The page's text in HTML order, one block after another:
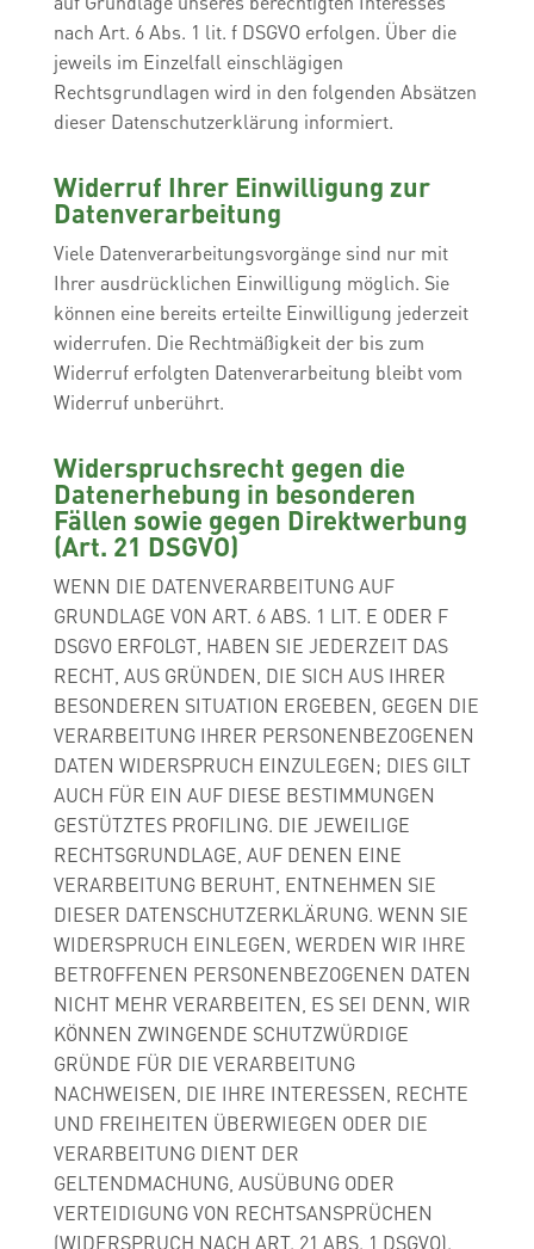
nach Art. 6 Abs. 1 lit. f DSGVO erfolgen. Über die
jeweils im Einzelfall einschlägigen
Rechtsgrundlagen wird in den folgenden Absätzen
dieser Datenschutzerklärung informiert.
Widerruf Ihrer Einwilligung zur
Datenverarbeitung
Viele Datenverarbeitungsvorgänge sind nur mit
Ihrer ausdrücklichen Einwilligung möglich. Sie
können eine bereits erteilte Einwilligung jederzeit
widerrufen. Die Rechtmäßigkeit der bis zum
Widerruf erfolgten Datenverarbeitung bleibt vom
Widerruf unberührt.
Widerspruchsrecht gegen die
Datenerhebung in besonderen
Fällen sowie gegen Direktwerbung
(Art. 21 DSGVO)
WENN DIE DATENVERARBEITUNG AUF
GRUNDLAGE VON ART. 6 ABS. 1 LIT. E ODER F
DSGVO ERFOLGT, HABEN SIE JEDERZEIT DAS
RECHT, AUS GRÜNDEN, DIE SICH AUS IHRER
BESONDEREN SITUATION ERGEBEN, GEGEN DIE
VERARBEITUNG IHRER PERSONENBEZOGENEN
DATEN WIDERSPRUCH EINZULEGEN; DIES GILT
AUCH FÜR EIN AUF DIESE BESTIMMUNGEN
GESTÜTZTES PROFILING. DIE JEWEILIGE
RECHTSGRUNDLAGE, AUF DENEN EINE
VERARBEITUNG BERUHT, ENTNEHMEN SIE
DIESER DATENSCHUTZERKLÄRUNG. WENN SIE
WIDERSPRUCH EINLEGEN, WERDEN WIR IHRE
BETROFFENEN PERSONENBEZOGENEN DATEN
NICHT MEHR VERARBEITEN, ES SEI DENN, WIR
KÖNNEN ZWINGENDE SCHUTZWÜRDIGE
GRÜNDE FÜR DIE VERARBEITUNG
NACHWEISEN, DIE IHRE INTERESSEN, RECHTE
UND FREIHEITEN ÜBERWIEGEN ODER DIE
VERARBEITUNG DIENT DER
GELTENDMACHUNG, AUSÜBUNG ODER
VERTEIDIGUNG VON RECHTSANSPRÜCHEN
(WIDERSPRUCH NACH ART. 21 ABS. 1 DSGVO).